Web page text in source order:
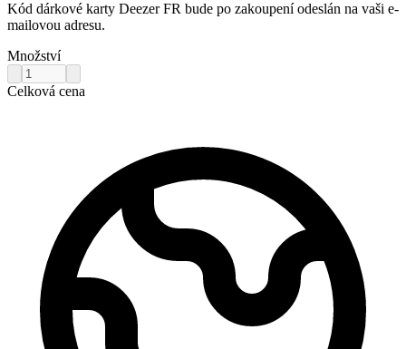
Kód dárkové karty Deezer FR bude po zakoupení odeslán na vaši e-
mailovou adresu.
Množství
Celková cena